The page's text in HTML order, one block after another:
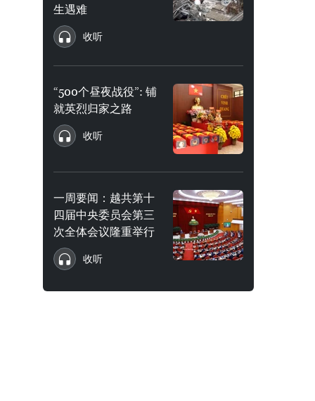
生遇难
收听
“500个昼夜战役”: 铺
就英烈归家之路
收听
一周要闻：越共第十
四届中央委员会第三
次全体会议隆重举行
收听